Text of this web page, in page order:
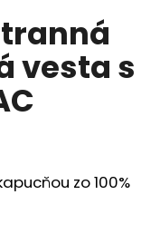
vesta s
zo 100%